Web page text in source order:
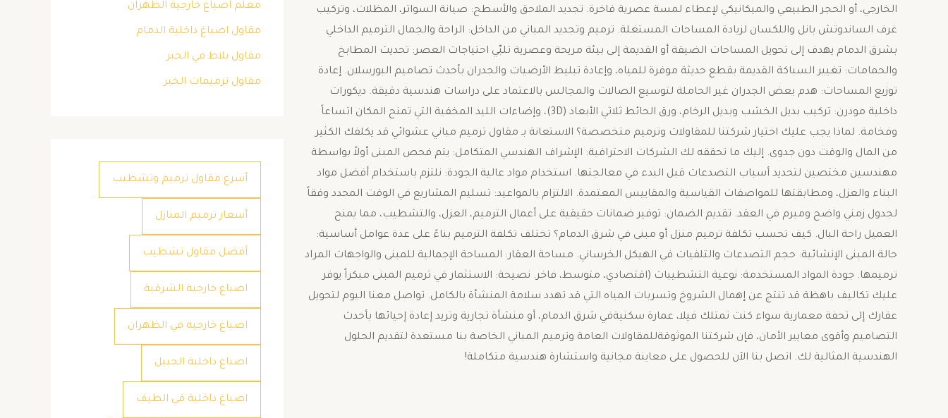
الخارجي، أو الحجر الطبيعي والميكانيكي لإعطاء لمسة عصرية فاخرة. ​تجديد الملاحق والأسطح: صيانة السواتر، المظلات، وتركيب
غرف الساندوتش بانل واللكسان لزيادة المساحات المستغلة. ​ترميم وتجديد المباني من الداخل: الراحة والجمال ​الترميم الداخلي
بشرق الدمام يهدف إلى تحويل المساحات الضيقة أو القديمة إلى بيئة مريحة وعصرية تلبّي احتياجات العصر: ​تحديث المطابخ
والحمامات: تغيير السباكة القديمة بقطع حديثة موفرة للمياه، وإعادة تبليط الأرضيات والجدران بأحدث تصاميم البورسلان. ​إعادة
توزيع المساحات: هدم بعض الجدران غير الحاملة لتوسيع الصالات والمجالس بالاعتماد على دراسات هندسية دقيقة. ​ديكورات
داخلية مودرن: تركيب بديل الخشب وبديل الرخام، ورق الحائط ثلاثي الأبعاد (3D)، وإضاءات الليد المخفية التي تمنح المكان اتساعاً
وفخامة. ​لماذا يجب عليك اختيار شركتنا للمقاولات وترميم متخصصة؟ ​الاستعانة بـ مقاول ترميم مباني عشوائي قد يكلفك الكثير
من المال والوقت دون جدوى. إليك ما تحققه لك الشركات الاحترافية: ​الإشراف الهندسي المتكامل: يتم فحص المبنى أولاً بواسطة
مهندسين مختصين لتحديد أسباب التصدعات قبل البدء في معالجتها. ​استخدام مواد عالية الجودة: نلتزم باستخدام أفضل مواد
البناء والعزل، ومطابقتها للمواصفات القياسية والمقاييس المعتمدة. ​الالتزام بالمواعيد: تسليم المشاريع في الوقت المحدد وفقاً
لجدول زمني واضح ومبرم في العقد. ​تقديم الضمان: توفير ضمانات حقيقية على أعمال الترميم، العزل، والتشطيب، مما يمنح
العميل راحة البال. ​كيف تحسب تكلفة ترميم منزل أو مبنى في شرق الدمام؟ ​تختلف تكلفة الترميم بناءً على عدة عوامل أساسية: ​
حالة المبنى الإنشائية: حجم التصدعات والتلفيات في الهيكل الخرساني. ​مساحة العقار: المساحة الإجمالية للمبنى والواجهات المراد
ترميمها. ​جودة المواد المستخدمة: نوعية التشطيبات (اقتصادي، متوسط، فاخر. ​نصيحة: الاستثمار في ترميم المبنى مبكراً يوفر
عليك تكاليف باهظة قد تنتج عن إهمال الشروخ وتسربات المياه التي قد تهدد سلامة المنشأة بالكامل. ​تواصل معنا اليوم لتحويل
عقارك إلى تحفة معمارية ​سواء كنت تمتلك فيلا، عمارة سكنيةفي شرق الدمام، أو منشأة تجارية وتريد إعادة إحيائها بأحدث
التصاميم وأقوى معايير الأمان، فإن شركتنا الموثوقةللمقاولات العامة وترميم المباني الخاصة بنا مستعدة لتقديم الحلول
الهندسية المثالية لك. ​اتصل بنا الآن للحصول على معاينة مجانية واستشارة هندسية متكاملة!
معلم اصباغ خارجية الظهران
مقاول اصباغ داخلية الدمام
مقاول بلاط في الخبر
مقاول ترميمات الخبر
أسرع مقاول ترميم وتشطيب
أسعار ترميم المنازل
أفضل مقاول تشطيب
اصباغ خارجية الشرقية
اصباغ خارجية في الظهران
اصباغ داخلية الجبيل
اصباغ داخلية في الطيف